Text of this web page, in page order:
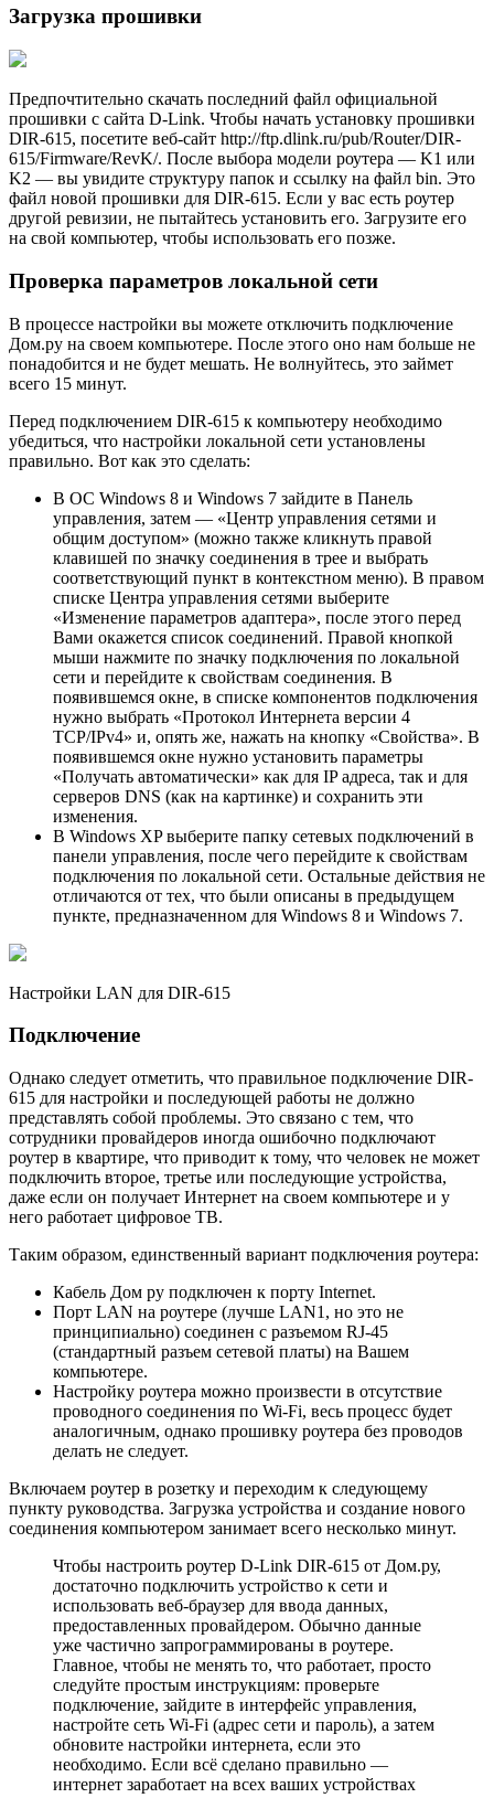
Загрузка прошивки
Предпочтительно скачать последний файл официальной
прошивки с сайта D-Link. Чтобы начать установку прошивки
DIR-615, посетите веб-сайт http://ftp.dlink.ru/pub/Router/DIR-
615/Firmware/RevK/. После выбора модели роутера — K1 или
K2 — вы увидите структуру папок и ссылку на файл bin. Это
файл новой прошивки для DIR-615. Если у вас есть роутер
другой ревизии, не пытайтесь установить его. Загрузите его
на свой компьютер, чтобы использовать его позже.
Проверка параметров локальной сети
В процессе настройки вы можете отключить подключение
Дом.рy на своем компьютере. После этого оно нам больше не
понадобится и не будет мешать. Не волнуйтесь, это займет
всего 15 минут.
Перед подключением DIR-615 к компьютеру необходимо
убедиться, что настройки локальной сети установлены
правильно. Вот как это сделать:
В ОС Windows 8 и Windows 7 зайдите в Панель
управления, затем — «Центр управления сетями и
общим доступом» (можно также кликнуть правой
клавишей по значку соединения в трее и выбрать
соответствующий пункт в контекстном меню). В правом
списке Центра управления сетями выберите
«Изменение параметров адаптера», после этого перед
Вами окажется список соединений. Правой кнопкой
мыши нажмите по значку подключения по локальной
сети и перейдите к свойствам соединения. В
появившемся окне, в списке компонентов подключения
нужно выбрать «Протокол Интернета версии 4
TCP/IPv4» и, опять же, нажать на кнопку «Свойства». В
появившемся окне нужно установить параметры
«Получать автоматически» как для IP адреса, так и для
серверов DNS (как на картинке) и сохранить эти
изменения.
В Windows XP выберите папку сетевых подключений в
панели управления, после чего перейдите к свойствам
подключения по локальной сети. Остальные действия не
отличаются от тех, что были описаны в предыдущем
пункте, предназначенном для Windows 8 и Windows 7.
Настройки LAN для DIR-615
Подключение
Однако следует отметить, что правильное подключение DIR-
615 для настройки и последующей работы не должно
представлять собой проблемы. Это связано с тем, что
сотрудники провайдеров иногда ошибочно подключают
роутер в квартире, что приводит к тому, что человек не может
подключить второе, третье или последующие устройства,
даже если он получает Интернет на своем компьютере и у
него работает цифровое ТВ.
Таким образом, единственный вариант подключения роутера:
Кабель Дом ру подключен к порту Internet.
Порт LAN на роутере (лучше LAN1, но это не
принципиально) соединен с разъемом RJ-45
(стандартный разъем сетевой платы) на Вашем
компьютере.
Настройку роутера можно произвести в отсутствие
проводного соединения по Wi-Fi, весь процесс будет
аналогичным, однако прошивку роутера без проводов
делать не следует.
Включаем роутер в розетку и переходим к следующему
пункту руководства. Загрузка устройства и создание нового
соединения компьютером занимает всего несколько минут.
Чтобы настроить роутер D-Link DIR-615 от Дом.ру,
достаточно подключить устройство к сети и
использовать веб-браузер для ввода данных,
предоставленных провайдером. Обычно данные
уже частично запрограммированы в роутере.
Главное, чтобы не менять то, что работает, просто
следуйте простым инструкциям: проверьте
подключение, зайдите в интерфейс управления,
настройте сеть Wi-Fi (адрес сети и пароль), а затем
обновите настройки интернета, если это
необходимо. Если всё сделано правильно —
интернет заработает на всех ваших устройствах